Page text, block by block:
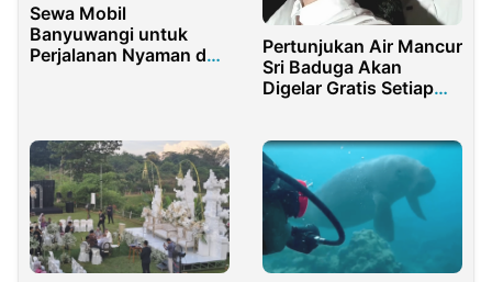
Sewa Mobil
Banyuwangi untuk
Perjalanan Nyaman dan
Pertunjukan Air Mancur
Sri Baduga Akan
Digelar Gratis Setiap